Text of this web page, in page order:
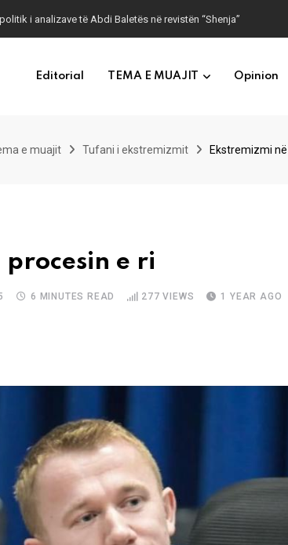
i analizave të Abdi Baletës në revistën “Shenja”
Editorial TEMA E MUAJIT Opinion
e muajit Tufani i ekstremizmit Ekstremizmi
procesin e ri
6 MINUTES READ 277 VIEWS 1 YEAR AGO